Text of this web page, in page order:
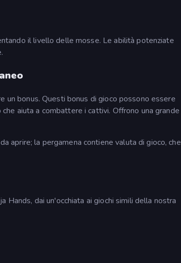
il livello delle mosse. Le abilità potenziate
bonus. Questi bonus di gioco possono essere
aiuta a combattere i cattivi. Offrono una grande
aprire; la pergamena contiene valuta di gioco, che
Hands, dai un'occhiata ai giochi simili della nostra